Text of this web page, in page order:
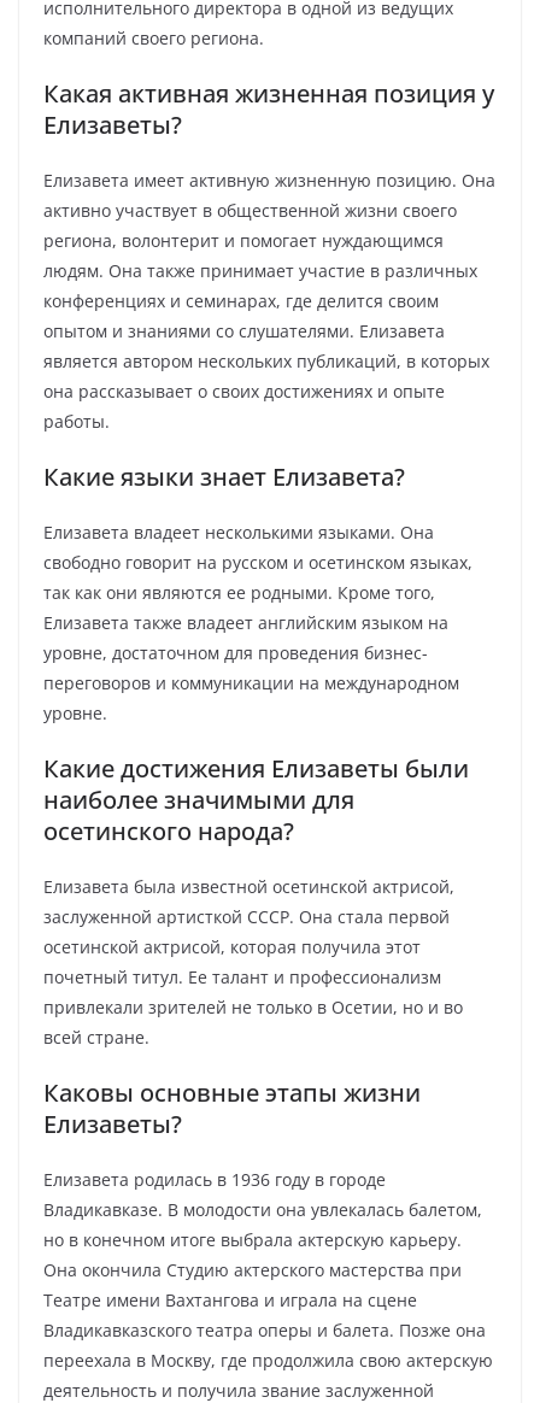
исполнительного директора в одной из ведущих
компаний своего региона.
Какая активная жизненная позиция у
Елизаветы?
Елизавета имеет активную жизненную позицию. Она
активно участвует в общественной жизни своего
региона, волонтерит и помогает нуждающимся
людям. Она также принимает участие в различных
конференциях и семинарах, где делится своим
опытом и знаниями со слушателями. Елизавета
является автором нескольких публикаций, в которых
она рассказывает о своих достижениях и опыте
работы.
Какие языки знает Елизавета?
Елизавета владеет несколькими языками. Она
свободно говорит на русском и осетинском языках,
так как они являются ее родными. Кроме того,
Елизавета также владеет английским языком на
уровне, достаточном для проведения бизнес-
переговоров и коммуникации на международном
уровне.
Какие достижения Елизаветы были
наиболее значимыми для
осетинского народа?
Елизавета была известной осетинской актрисой,
заслуженной артисткой СССР. Она стала первой
осетинской актрисой, которая получила этот
почетный титул. Ее талант и профессионализм
привлекали зрителей не только в Осетии, но и во
всей стране.
Каковы основные этапы жизни
Елизаветы?
Елизавета родилась в 1936 году в городе
Владикавказе. В молодости она увлекалась балетом,
но в конечном итоге выбрала актерскую карьеру.
Она окончила Студию актерского мастерства при
Театре имени Вахтангова и играла на сцене
Владикавказского театра оперы и балета. Позже она
переехала в Москву, где продолжила свою актерскую
деятельность и получила звание заслуженной